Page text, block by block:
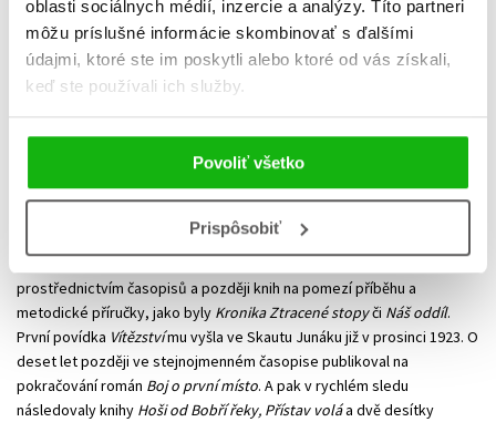
oblasti sociálnych médií, inzercie a analýzy. Títo partneri
môžu príslušné informácie skombinovať s ďalšími
údajmi, ktoré ste im poskytli alebo ktoré od vás získali,
keď ste používali ich služby.
Povoliť všetko
Prispôsobiť
významný metodik, dlouholetý skautský vůdce 2. oddílu Praha. Své
zkušenosti, nápady a programové tipy nabízel ostatním
prostřednictvím časopisů a později knih na pomezí příběhu a
metodické příručky, jako byly Kronika Ztracené stopyči Náš oddíl.
První povídka Vítězstvímu vyšla ve Skautu Junáku již v prosinci 1923. O
deset let později ve stejnojmenném časopise publikoval na
pokračování román Boj o první místo. A pak v rychlém sledu
následovaly knihy Hoši od Bobří řeky, Přístav voláa dvě desítky